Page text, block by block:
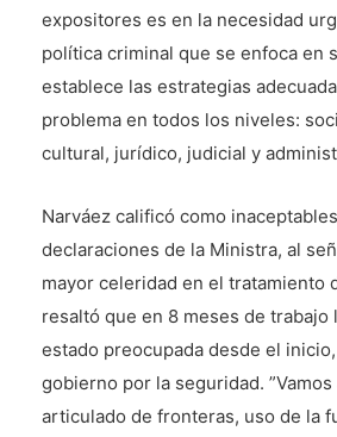
expositores es en la necesidad
política criminal que se enfoca en
establece las estrategias
problema en todos los niveles:
cultural, jurídico, judicial y
Narváez calificó como
declaraciones de la Ministra, al
mayor celeridad en el tratamiento
resaltó que en 8 meses de trabajo
estado preocupada desde el
gobierno por la seguridad.
articulado de fronteras, uso de la